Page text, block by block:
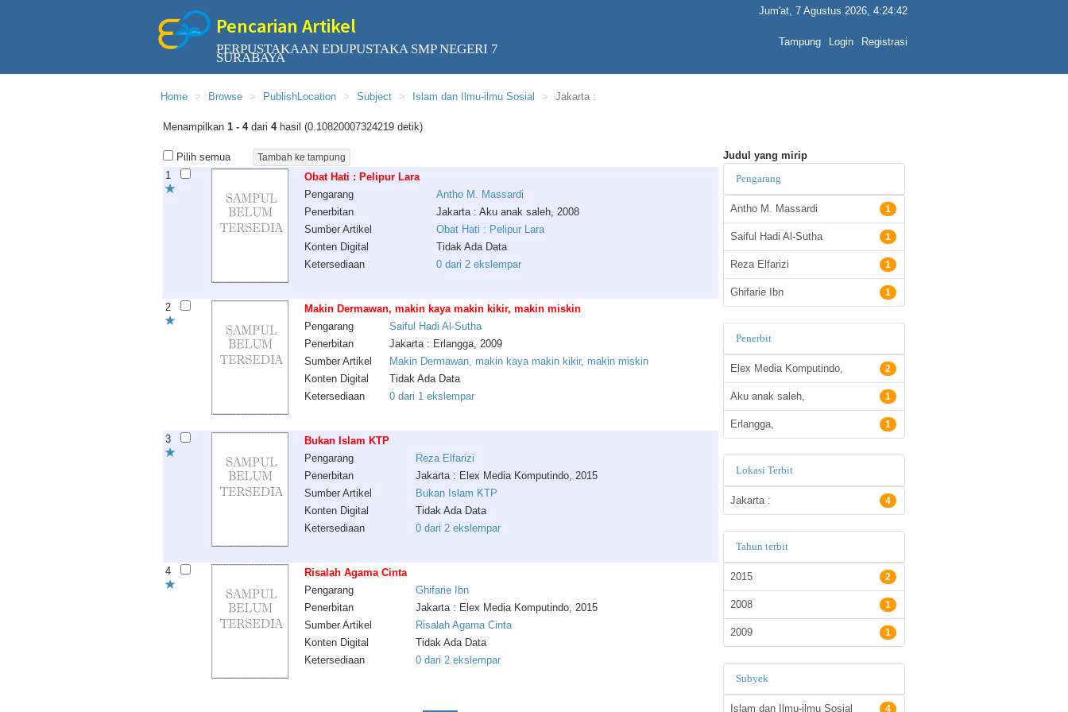
Pencarian Artikel
PERPUSTAKAAN EDUPUSTAKA SMP NEGERI 7
SURABAYA
Jum'at, 7 Agustus 2026, 4:24:42
Tampung Login Registrasi
Home Browse PublishLocation Subject Islam dan Ilmu-ilmu Sosial Jakarta :
Menampilkan 1 - 4dari 4hasil (0.10820007324219 detik)
Pilih semua
1
Obat Hati : Pelipur Lara
Pengarang
Antho M . Massardi
Penerbitan
Jakarta : Aku anak saleh, 2008
Sumber Artikel
Obat Hati : Pelipur Lara
Konten Digital
Tidak Ada Data
Ketersediaan
0 dari 2 ekslempar
2
Makin Dermawan, makin kaya makin kikir, makin miskin
Pengarang
Saiful Hadi Al -Sutha
Penerbitan
Jakarta : Erlangga, 2009
Sumber Artikel
Makin Dermawan, makin kaya makin kikir, makin miskin
Konten Digital
Tidak Ada Data
Ketersediaan
0 dari 1 ekslempar
3
Bukan Islam KTP
Pengarang
Reza Elfarizi
Penerbitan
Jakarta : Elex Media Komputindo, 2015
Sumber Artikel
Bukan Islam KTP
Konten Digital
Tidak Ada Data
Ketersediaan
0 dari 2 ekslempar
4
Risalah Agama Cinta
Pengarang
Ghifarie
Ibn
Penerbitan
Jakarta : Elex Media Komputindo, 2015
Sumber Artikel
Risalah Agama Cinta
Konten Digital
Tidak Ada Data
Ketersediaan
0 dari 2 ekslempar
Judul yang mirip
Pengarang
Antho M. Massardi 1
Saiful Hadi Al-Sutha 1
Reza Elfarizi 1
Ghifarie Ibn 1
Penerbit
Elex Media Komputindo, 2
Aku anak saleh, 1
Erlangga, 1
Lokasi Terbit
Jakarta : 4
Tahun terbit
2015 2
2008 1
2009 1
Subyek
Islam dan Ilmu-ilmu Sosial 4